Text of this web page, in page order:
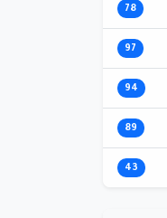
78
97
94
89
43